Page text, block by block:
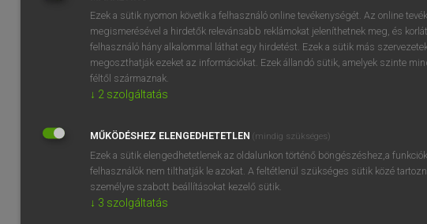
BELÉPÉS
próbaverziójának
regisztrálok és
REGISZTRÁCIÓ
Ezek a sütik nyomon követik a felhasználó online tevékenységét. Az online
megismerésével a hirdetők relevánsabb reklámokat jeleníthetnek meg, és
felhasználó hány alkalommal láthat egy hirdetést. Ezek a sütik más
megoszthatják ezeket az információkat. Ezek állandó sütik, amelyek szinte
féltől származnak.
↓ 2 szolgáltatás
MŰKÖDÉSHEZ ELENGEDHETETLEN (mindig szükséges)
Ezek a sütik elengedhetetlenek az oldalunkon történő böngészéshez,a
felhasználók nem tilthatják le azokat. A feltétlenül szükséges sütik közé
személyre szabott beállításokat kezelő sütik.
↓ 3 szolgáltatás